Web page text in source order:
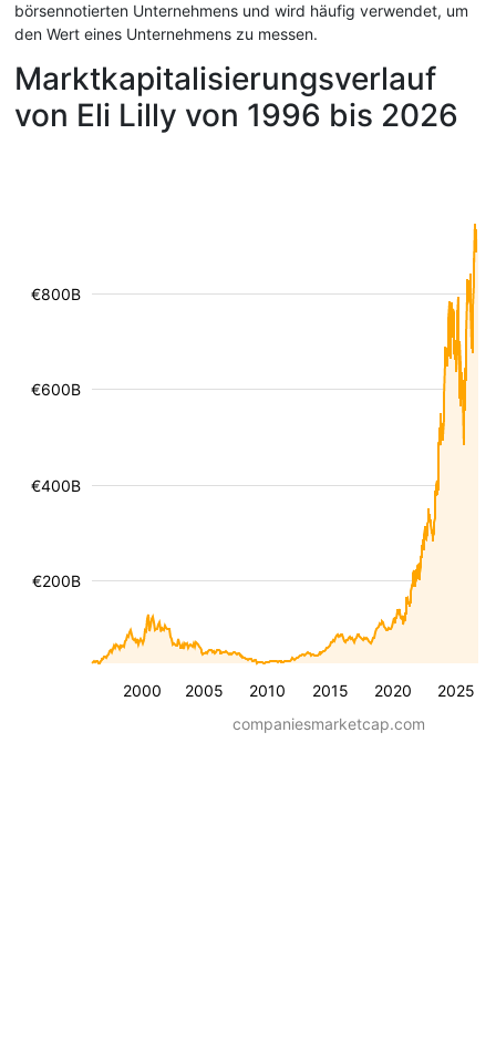
börsennotierten Unternehmens und wird häufig verwendet, um
den Wert eines Unternehmens zu messen.
Marktkapitalisierungsverlauf
von Eli Lilly von 1996 bis 2026
2000 2005 2010 2015 2020 2025
€200B
€400B
€600B
€800B
companiesmarketcap.com